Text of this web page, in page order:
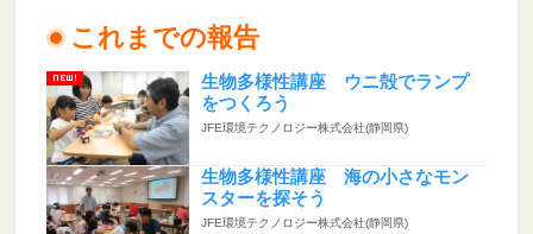
これまでの報告
生物多様性講座 ウニ殻でランプ
をつくろう
JFE環境テクノロジー株式会社(静岡県)
生物多様性講座 海の小さなモン
スターを探そう
JFE環境テクノロジー株式会社(静岡県)